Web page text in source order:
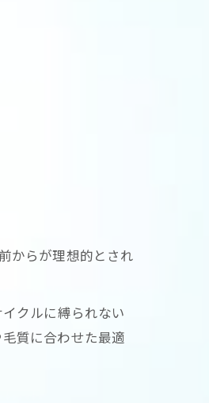
からが理想的とされ
クルに縛られない
質に合わせた最適